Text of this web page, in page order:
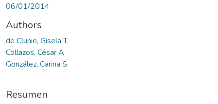
06/01/2014
Authors
de Clunie, Gisela T.
Collazos, César A.
González, Carina S.
Resumen